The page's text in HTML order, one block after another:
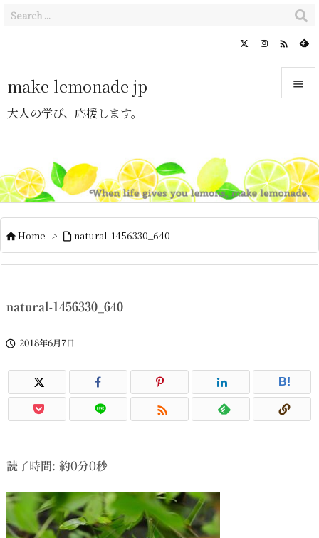
make lemonade jp
大人の学び、応援します。


サイド

次へ

Home >  natural-1456330_640
natural-1456330_640
 2018年6月7日
B!

読了時間: 約0分0秒